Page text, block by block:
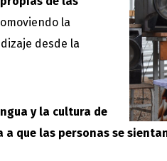
la
desde la
y la cultura de
a que las personas se